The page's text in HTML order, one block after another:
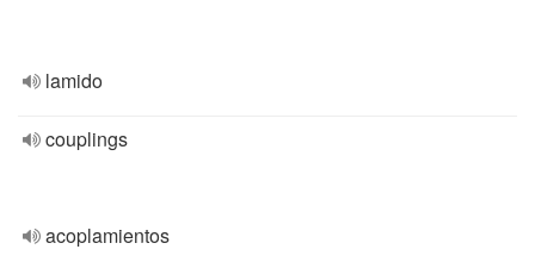
lamido
couplings
acoplamientos